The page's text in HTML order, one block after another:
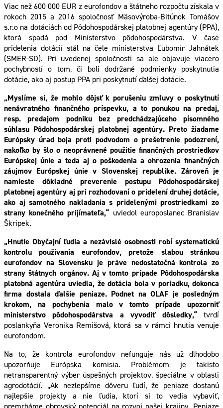
Viac než 600 000 EUR z eurofondov a štátneho rozpočtu získala v
rokoch 2015 a 2016 spoločnosť Mäsovýroba-Bitúnok Tomášov
s.r.o na dotáciách od Pôdohospodárskej platobnej agentúry (PPA),
ktorá spadá pod Ministerstvo pôdohospodárstva. V čase
pridelenia dotácií stál na čele ministerstva Ľubomír Jahnátek
(SMER-SD). Pri uvedenej spoločnosti sa ale objavuje viacero
pochybností o tom, či boli dodržané podmienky poskytnutia
dotácie, ako aj postup PPA pri poskytnutí ďalšej dotácie.
„Myslíme si, že mohlo dôjsť k porušeniu zmluvy o poskytnutí
nenávratného finančného príspevku, a to ponukou na predaj,
resp. predajom podniku bez predchádzajúceho písomného
súhlasu Pôdohospodárskej platobnej agentúry. Preto žiadame
Európsky úrad boja proti podvodom o prešetrenie podozrení,
nakoľko by šlo o neoprávnené použitie finančných prostriedkov
Európskej únie a teda aj o poškodenia a ohrozenia finančných
záujmov Európskej únie v Slovenskej republike. Zároveň je
namieste dôkladné preverenie postupu Pôdohospodárskej
platobnej agentúry aj pri rozhodovaní o pridelení druhej dotácie,
ako aj samotného nakladania s pridelenými prostriedkami zo
strany konečného prijímateľa,“ uviedol europoslanec Branislav
Škripek.
„Hnutie Obyčajní ľudia a nezávislé osobnosti robí systematickú
kontrolu používania eurofondov, pretože slabou stránkou
eurofondov na Slovensku je práve nedostatočná kontrola zo
strany štátnych orgánov. Aj v tomto prípade Pôdohospodárska
platobná agentúra uviedla, že dotácia bola v poriadku, dokonca
firma dostala ďalšie peniaze. Podnet na OLAF je posledným
krokom, na pochybenia malo v tomto prípade upozorniť
ministerstvo pôdohospodárstva a vyvodiť dôsledky,“tvrdí
poslankyňa Veronika Remišová, ktorá sa v rámci hnutia venuje
eurofondom.
Na to, že kontrola eurofondov nefunguje nás už dlhodobo
upozorňuje Európska komisia. Problémom je takisto
netransparentný výber úspešných projektov, špeciálne v oblasti
agrodotácií. „Ak nezlepšíme dôveru ľudí, že peniaze dostanú
najlepšie projekty a nie ľudia, ktorí si to vedia vybaviť,